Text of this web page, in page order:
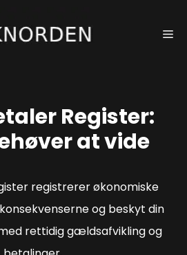
Register:
at vide
registrerer økonomiske
og beskyt din
rettidig gældsafvikling og